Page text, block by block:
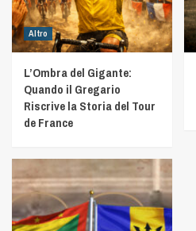
Altro
L’Ombra del Gigante:
Quando il Gregario
Riscrive la Storia del Tour
de France